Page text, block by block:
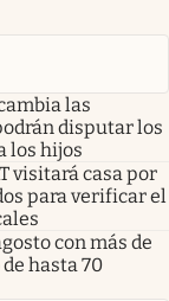
las
disputar los
los hijos
visitará casa por
para verificar el
con más de
hasta 70